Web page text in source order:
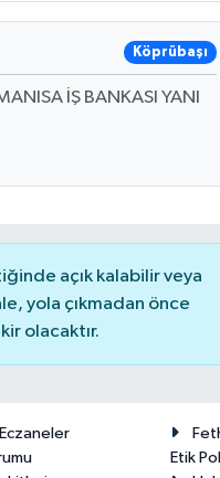
Köprübaşı
İŞ BANKASI YANI
açık kalabilir veya
yola çıkmadan önce
olacaktır.
Etik